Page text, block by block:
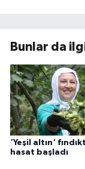
Bunlar da
'Yeşil altın'
hasat başladı